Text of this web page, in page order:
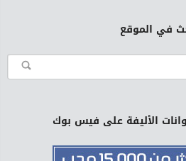
في الموقع
الأليفة على فيس بوك